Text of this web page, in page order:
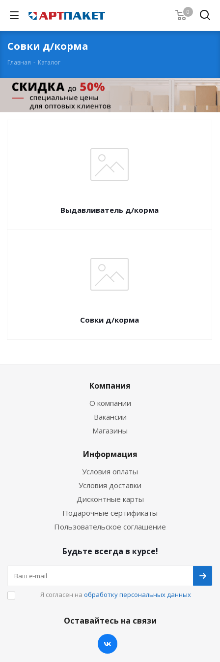
0
Совки д/корма
Главная - Каталог
Выдавливатель д/корма
Совки д/корма
Компания
О компании
Вакансии
Магазины
Информация
Условия оплаты
Условия доставки
Дисконтные карты
Подарочные сертификаты
Пользовательское соглашение
Будьте всегда в курсе!
Я согласен на обработку персональных данных
Оставайтесь на связи